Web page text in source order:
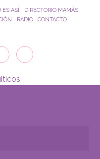
ES ASÍ
DIRECTORIO MAMÁS
RADIO CONTACTO